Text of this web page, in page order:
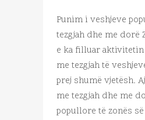
Punim i veshjeve
tezgjah dhe me dorë
e ka filluar
me tezgjah të
prej shumë vjetësh.
me tezgjah dhe me
popullore të zonës